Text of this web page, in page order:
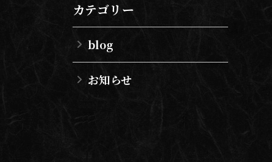
カテゴリー
blog
お知らせ